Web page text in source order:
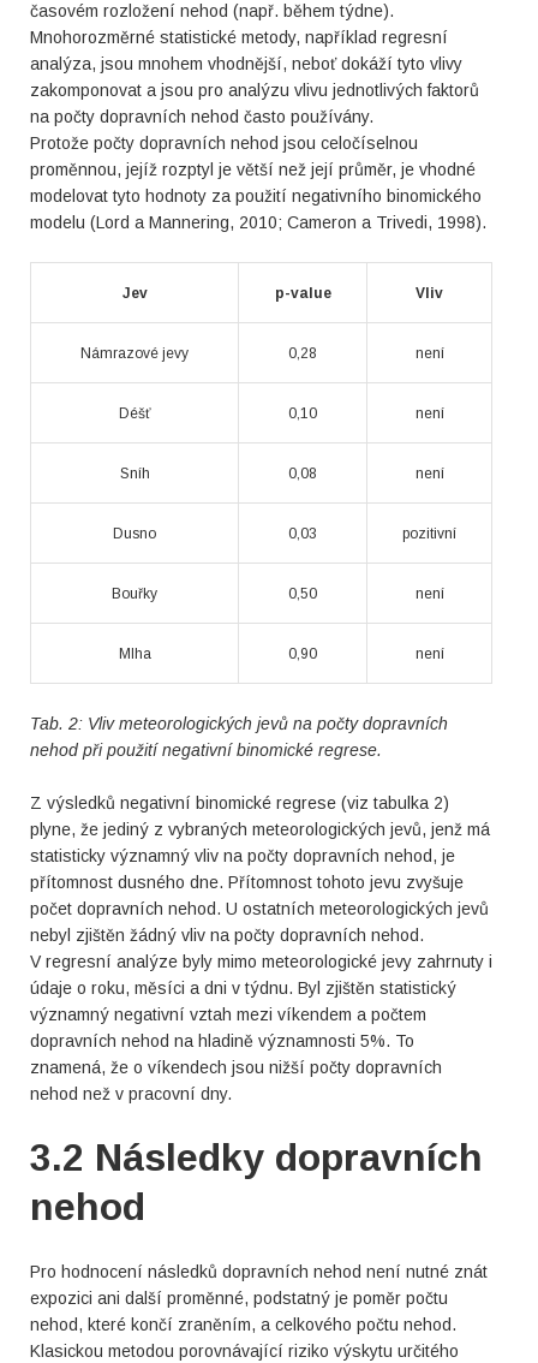
časovém rozložení nehod (např. během týdne).
Mnohorozměrné statistické metody, například regresní
analýza, jsou mnohem vhodnější, neboť dokáží tyto vlivy
zakomponovat a jsou pro analýzu vlivu jednotlivých faktorů
na počty dopravních nehod často používány.
Protože počty dopravních nehod jsou celočíselnou
proměnnou, jejíž rozptyl je větší než její průměr, je vhodné
modelovat tyto hodnoty za použití negativního binomického
modelu (Lord a Mannering, 2010; Cameron a Trivedi, 1998).
Jev p-value Vliv
Námrazové jevy 0,28 není
Déšť 0,10 není
Sníh 0,08 není
Dusno 0,03 pozitivní
Bouřky 0,50 není
Mlha 0,90 není
Tab. 2: Vliv meteorologických jevů na počty dopravních
nehod při použití negativní binomické regrese.
Z výsledků negativní binomické regrese (viz tabulka 2)
plyne, že jediný z vybraných meteorologických jevů, jenž má
statisticky významný vliv na počty dopravních nehod, je
přítomnost dusného dne. Přítomnost tohoto jevu zvyšuje
počet dopravních nehod. U ostatních meteorologických jevů
nebyl zjištěn žádný vliv na počty dopravních nehod.
V regresní analýze byly mimo meteorologické jevy zahrnuty i
údaje o roku, měsíci a dni v týdnu. Byl zjištěn statistický
významný negativní vztah mezi víkendem a počtem
dopravních nehod na hladině významnosti 5%. To
znamená, že o víkendech jsou nižší počty dopravních
nehod než v pracovní dny.
3.2 Následky dopravních
nehod
Pro hodnocení následků dopravních nehod není nutné znát
expozici ani další proměnné, podstatný je poměr počtu
nehod, které končí zraněním, a celkového počtu nehod.
Klasickou metodou porovnávající riziko výskytu určitého